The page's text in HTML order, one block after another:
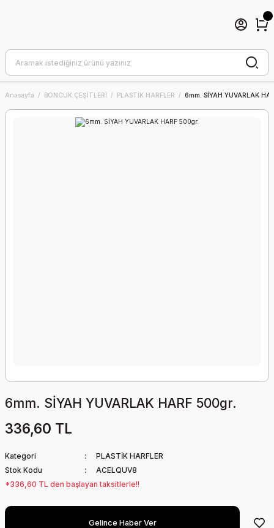
Anasayfa BONCUK ÇEŞİTLERİ PLASTİK HARFLER 6mm. SİYAH YUVARLAK
6mm. SİYAH YUVARLAK HARF 500gr.
336,60 TL
Kategori
PLASTİK HARFLER
Stok Kodu
ACELQUV8
*336,60 TL den başlayan taksitlerle!!
Gelince Haber Ver